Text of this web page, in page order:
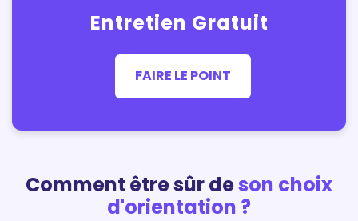
Entretien Gratuit
FAIRE LE POINT
Comment être sûr deson choix
d'orientation ?